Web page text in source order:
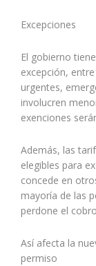
Excepciones
El gobierno
excepción,
urgentes,
involucren
exenciones
Además, las
elegibles para
concede en
mayoría de las
perdone el
Así afecta la
permiso